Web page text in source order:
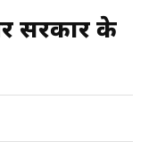
सरकार के